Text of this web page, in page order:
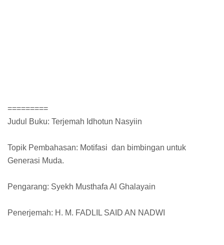
=========
Judul Buku: Terjemah Idhotun Nasyiin
Topik Pembahasan: Motifasi dan bimbingan untuk
Generasi Muda.
Pengarang: Syekh Musthafa Al Ghalayain
Penerjemah: H. M. FADLIL SAID AN NADWI